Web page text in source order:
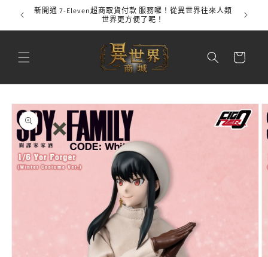
跳至內
容
新開通 7-Eleven超商取貨付款 服務囉！從異世界往來人類
世界更方便了呢！
物
略過產
品資訊